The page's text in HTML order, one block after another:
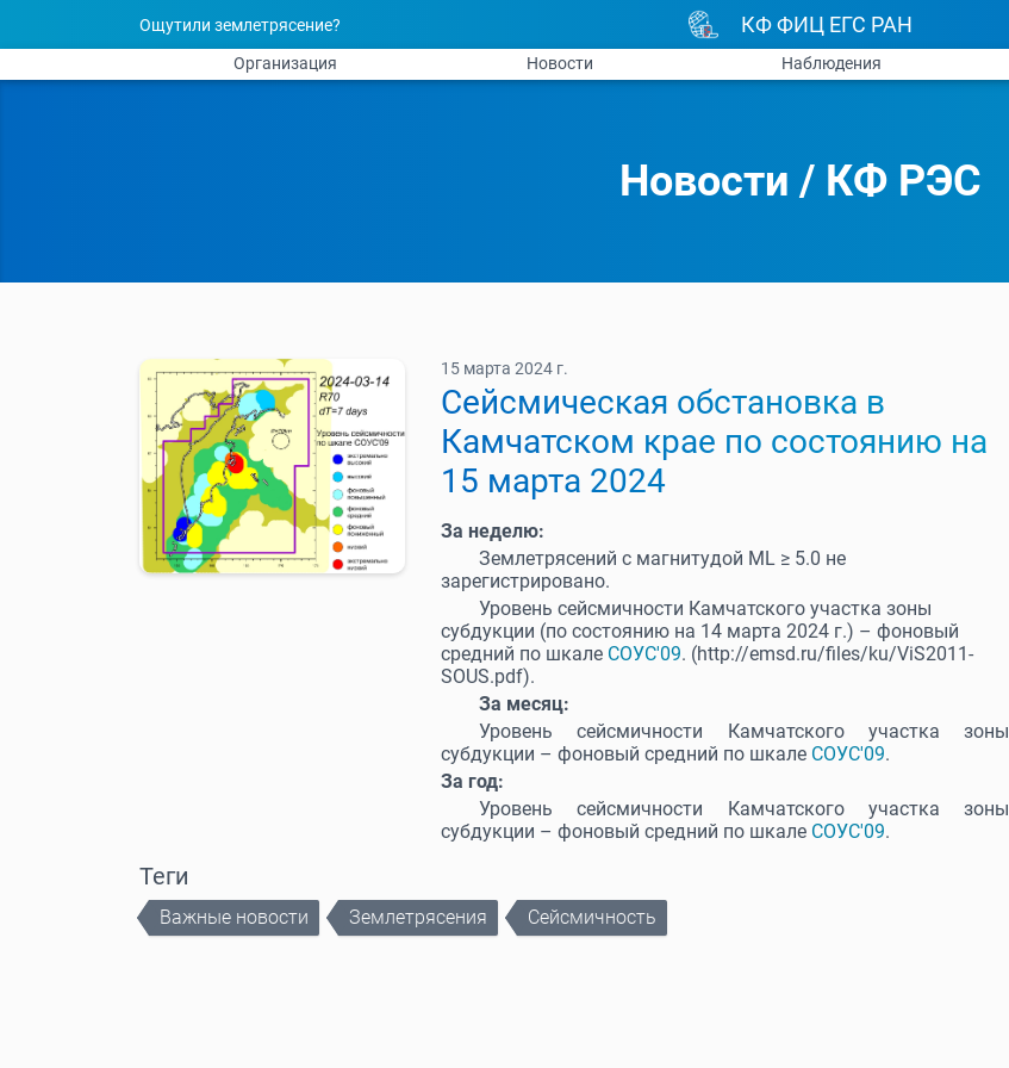
Ощутили землетрясение? КФ ФИЦ ЕГС РАН
Организация Новости Наблюдения
Новости / КФ РЭС
15 марта 2024 г.
Cейсмическая обстановка в
Камчатском крае по состоянию на
15 марта 2024
За неделю:
Землетрясений с магнитудой МL ≥ 5.0 не
зарегистрировано.
Уровень сейсмичности Камчатского участка зоны
субдукции (по состоянию на 14 марта 2024 г.) – фоновый
средний по шкале СОУС'09. (http://emsd.ru/files/ku/ViS2011-
SOUS.pdf).
За месяц:
Уровень сейсмичности Камчатского участка зоны
субдукции – фоновый средний по шкале СОУС'09.
За год:
Уровень сейсмичности Камчатского участка зоны
субдукции – фоновый средний по шкале СОУС'09.
Теги
Важные новости Землетрясения Сейсмичность